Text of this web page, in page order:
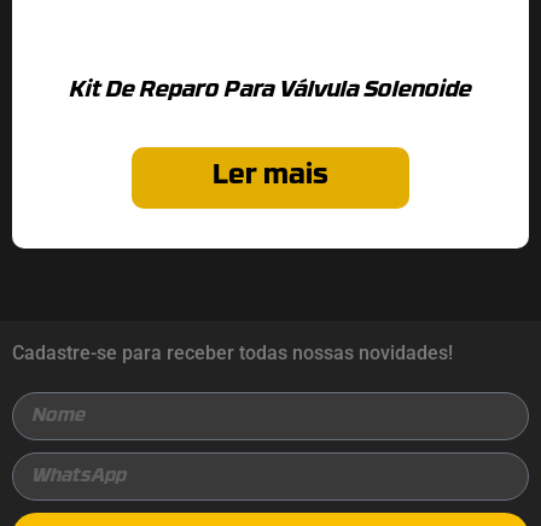
Kit De Reparo Para Válvula Solenoide
Ler mais
Cadastre-se para receber todas nossas novidades!